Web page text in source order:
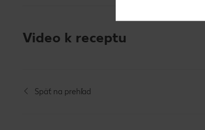
Video k receptu
Späť na prehľad